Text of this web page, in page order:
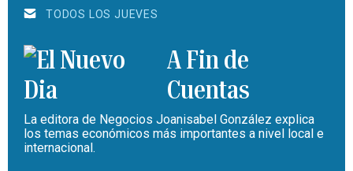
TODOS LOS JUEVES
A Fin de
Cuentas
La editora de Negocios Joanisabel González explica
los temas económicos más importantes a nivel local e
internacional.